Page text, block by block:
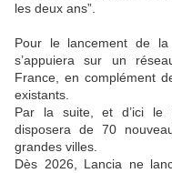
les deux ans”.
Pour le lancement de
s’appuiera sur un
France, en complément
existants.
Par la suite, et d’ici le
disposera de 70
grandes villes.
Dès 2026, Lancia ne